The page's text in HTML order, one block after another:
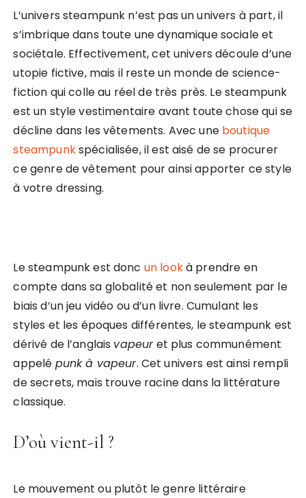
L’univers steampunk n’est pas un univers à part, il
s’imbrique dans toute une dynamique sociale et
sociétale. Effectivement, cet univers découle d’une
utopie fictive, mais il reste un monde de science-
fiction qui colle au réel de très près. Le steampunk
est un style vestimentaire avant toute chose qui se
décline dans les vêtements. Avec une boutique
steampunkspécialisée, il est aisé de se procurer
ce genre de vêtement pour ainsi apporter ce style
à votre dressing.
Le steampunk est donc un lookà prendre en
compte dans sa globalité et non seulement par le
biais d’un jeu vidéo ou d’un livre. Cumulant les
styles et les époques différentes, le steampunk est
dérivé de l’anglais vapeuret plus communément
appelé punk à vapeur. Cet univers est ainsi rempli
de secrets, mais trouve racine dans la littérature
classique.
D’où vient-il ?
Le mouvement ou plutôt le genre littéraire